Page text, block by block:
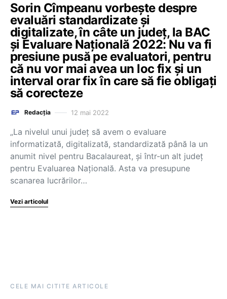
Sorin Cîmpeanu vorbește despre
evaluări standardizate și
digitalizate, în câte un județ, la BAC
și Evaluare Națională 2022: Nu va fi
presiune pusă pe evaluatori, pentru
că nu vor mai avea un loc fix și un
interval orar fix în care să fie obligați
să corecteze
Redacția 12 mai 2022
„La nivelul unui județ să avem o evaluare
informatizată, digitalizată, standardizată până la un
anumit nivel pentru Bacalaureat, și într-un alt județ
pentru Evaluarea Națională. Asta va presupune
scanarea lucrărilor…
Vezi articolul
CELE MAI CITITE ARTICOLE